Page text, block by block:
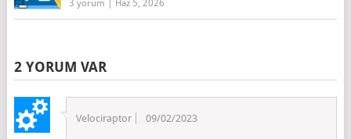
3 yorum | Haz 5, 2026
2 YORUM VAR
Velociraptor 09/02/2023